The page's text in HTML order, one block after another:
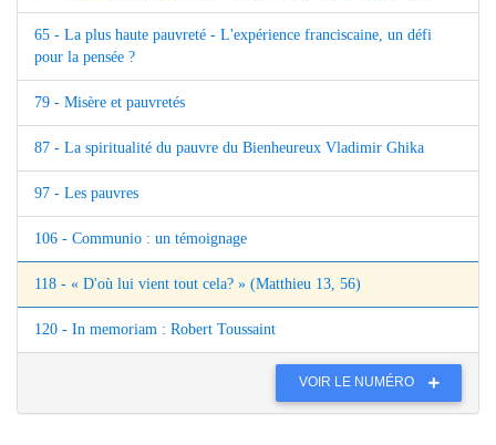
65 - La plus haute pauvreté - L'expérience franciscaine, un défi
pour la pensée ?
79 - Misère et pauvretés
87 - La spiritualité du pauvre du Bienheureux Vladimir Ghika
97 - Les pauvres
106 - Communio : un témoignage
118 - « D'où lui vient tout cela? » (Matthieu 13, 56)
120 - In memoriam : Robert Toussaint
VOIR LE NUMÉRO